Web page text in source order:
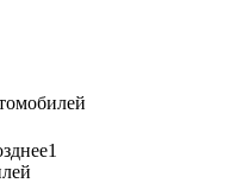
1